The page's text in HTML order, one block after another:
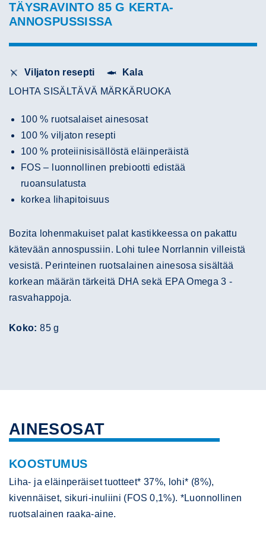
TÄYSRAVINTO 85 G KERTA-
ANNOSPUSSISSA
Viljaton resepti
Kala
LOHTA SISÄLTÄVÄ MÄRKÄRUOKA
100 % ruotsalaiset ainesosat
100 % viljaton resepti
100 % proteiinisisällöstä eläinperäistä
FOS – luonnollinen prebiootti edistää
ruoansulatusta
korkea lihapitoisuus
Bozita lohenmakuiset palat kastikkeessa on pakattu
kätevään annospussiin. Lohi tulee Norrlannin villeistä
vesistä. Perinteinen ruotsalainen ainesosa sisältää
korkean määrän tärkeitä DHA sekä EPA Omega 3 -
rasvahappoja.
Koko: 85 g
AINESOSAT
KOOSTUMUS
Liha- ja eläinperäiset tuotteet* 37%, lohi* (8%),
kivennäiset, sikuri-inuliini (FOS 0,1%). *Luonnollinen
ruotsalainen raaka-aine.